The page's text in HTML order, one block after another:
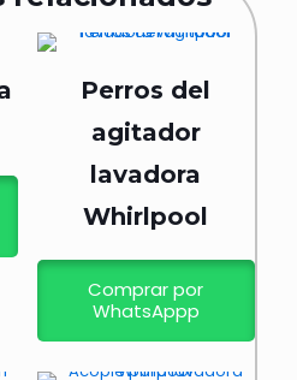
Perros del
agitador
lavadora
Whirlpool
Comprar por
WhatsAppp